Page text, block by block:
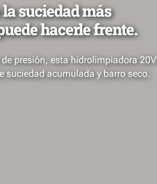
suciedad más
hacerle frente.
presión, esta hidrolimpiadora 20V
suciedad acumulada y barro seco.